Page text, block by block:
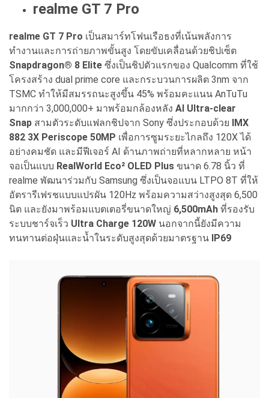
realme GT 7 Pro
realme GT 7 Pro เป็นสมาร์ทโฟนเรือธงที่เน้นพลังการ
ทำงานและการถ่ายภาพขั้นสูง โดยขับเคลื่อนด้วยชิปเซ็ต
Snapdragon® 8 Elite ซึ่งเป็นชิปตัวแรกของ Qualcomm ที่ใช้
โครงสร้าง dual prime core และกระบวนการผลิต 3nm จาก
TSMC ทำให้มีสมรรถนะสูงขึ้น 45% พร้อมคะแนน AnTuTu
มากกว่า 3,000,000+ มาพร้อมกล้องหลัง AI Ultra-clear
Snap สามตัวระดับแฟลกชิปจาก Sony ซึ่งประกอบด้วย
IMX
882 3X Periscope 50MP เพื่อการซูมระยะไกลถึง 120X ได้
อย่างคมชัด และมีฟีเจอร์ AI ด้านภาพถ่ายที่หลากหลาย หน้า
จอเป็นแบบ RealWorld Eco² OLED Plus ขนาด 6.78 นิ้ว ที่
realme พัฒนาร่วมกับ Samsung ซึ่งเป็นจอแบน LTPO 8T ที่ให้
อัตรารีเฟรชแบบแปรผัน 120Hz พร้อมความสว่างสูงสุด 6,500
นิต และยังมาพร้อมแบตเตอรี่ขนาดใหญ่ 6,500mAh ที่รองรับ
ระบบชาร์จเร็ว Ultra Charge 120W นอกจากนี้ยังมีความ
ทนทานต่อฝุ่นและน้ำในระดับสูงสุดด้วยมาตรฐาน IP69